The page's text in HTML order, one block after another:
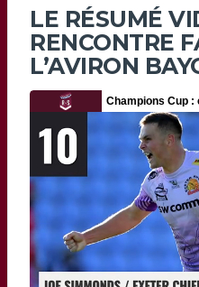
LE RÉSUMÉ
RENCONTRE
L’AVIRON